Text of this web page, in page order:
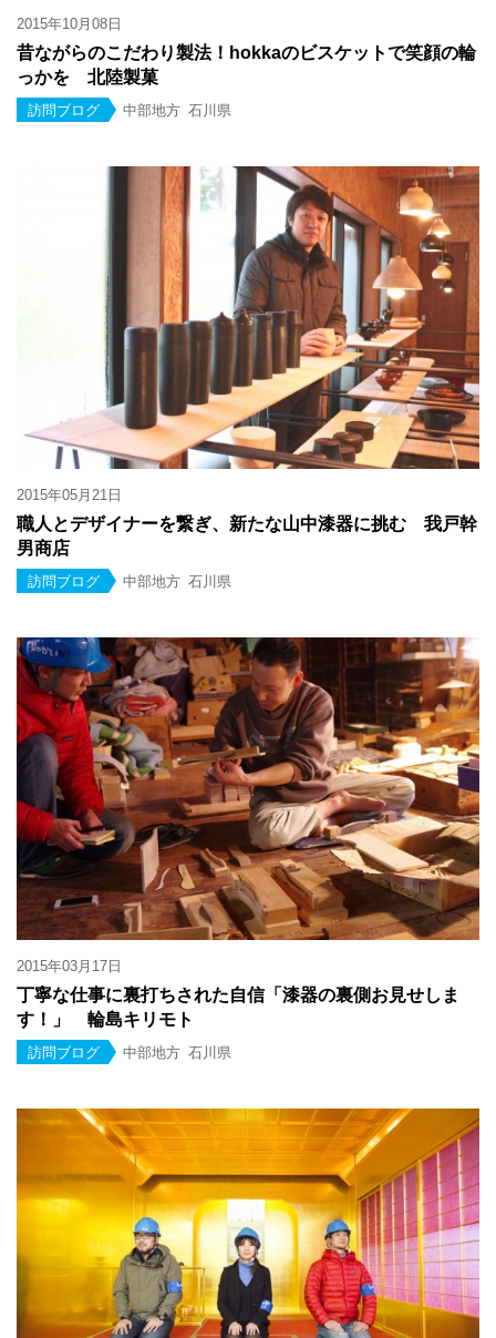
2015年10月08日
昔ながらのこだわり製法！hokkaのビスケットで笑顔の輪
っかを 北陸製菓
訪問ブログ 中部地方 石川県
2015年05月21日
職人とデザイナーを繋ぎ、新たな山中漆器に挑む 我戸幹
男商店
訪問ブログ 中部地方 石川県
2015年03月17日
丁寧な仕事に裏打ちされた自信「漆器の裏側お見せしま
す！」 輪島キリモト
訪問ブログ 中部地方 石川県